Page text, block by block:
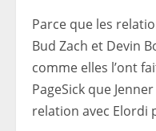
Parce que les
Bud Zach et Devin
comme elles l’ont
PageSick que
relation avec Elordi